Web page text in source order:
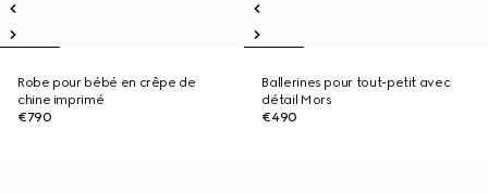
Robe pour bébé en crêpe de
chine imprimé
€790
Ballerines pour tout-petit avec
détail Mors
€490